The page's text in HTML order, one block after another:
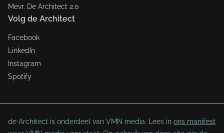
Mevr. De Architect 2.0
Volg de Architect
Facebook
LinkedIn
Instagram
Spotify
de Architect is onderdeel van VMN media. Lees in ons manifest